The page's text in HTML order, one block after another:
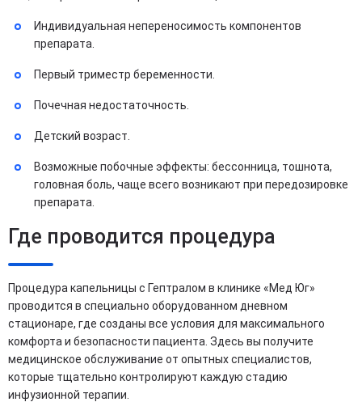
Индивидуальная непереносимость компонентов
препарата.
Первый триместр беременности.
Почечная недостаточность.
Детский возраст.
Возможные побочные эффекты: бессонница, тошнота,
головная боль, чаще всего возникают при передозировке
препарата.
Где проводится процедура
Процедура капельницы с Гептралом в клинике «Мед Юг»
проводится в специально оборудованном дневном
стационаре, где созданы все условия для максимального
комфорта и безопасности пациента. Здесь вы получите
медицинское обслуживание от опытных специалистов,
которые тщательно контролируют каждую стадию
инфузионной терапии.